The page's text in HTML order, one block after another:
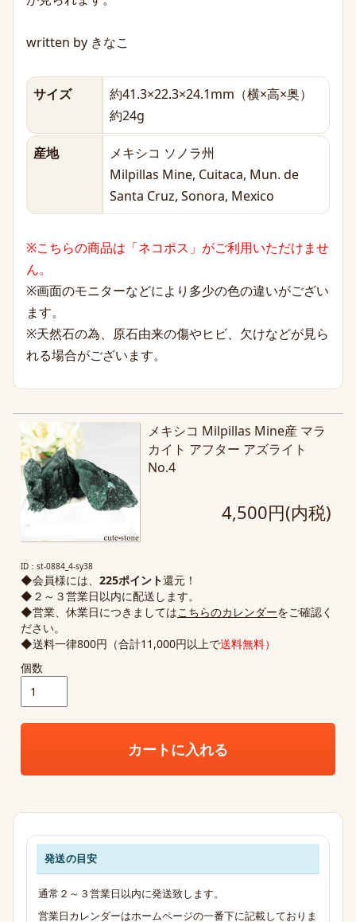
written by きなこ
サイズ
約41.3×22.3×24.1mm（横×高×奥）
約24g
産地
メキシコ ソノラ州
Milpillas Mine, Cuitaca, Mun. de
Santa Cruz, Sonora, Mexico
※こちらの商品は「ネコポス」がご利用いただけませ
ん。
※画面のモニターなどにより多少の色の違いがござい
ます。
※天然石の為、原石由来の傷やヒビ、欠けなどが見ら
れる場合がございます。
メキシコ Milpillas Mine産 マラ
カイト アフター アズライト
No.4
4,500円(内税)
ID：st-0884_4-sy38
◆会員様には、 225ポイント還元！
◆２～３営業日以内に配送します。
◆営業、休業日につきましてはこちらのカレンダーをご確認く
ださい。
◆送料一律800円（合計11,000円以上で送料無料）
個数
カートに入れる
発送・お支払い・送料のご案内
発送の目安
通常２～３営業日以内に発送致します。
営業日カレンダーはホームページの一番下に記載しておりま